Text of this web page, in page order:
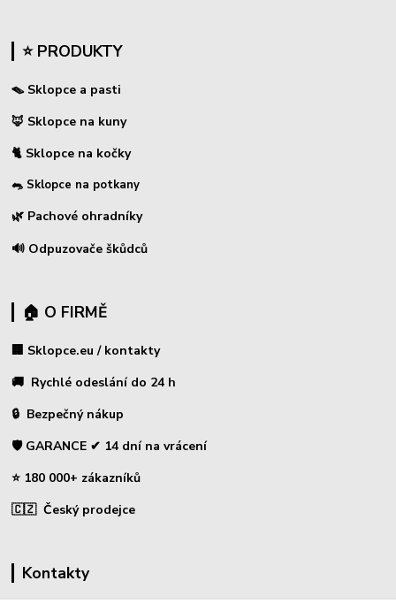
⭐ PRODUKTY
🪤 Sklopce a pasti
🦊 Sklopce na kuny
🐈 Sklopce na kočky
🐀 Sklopce na potkany
🌿 Pachové ohradníky
🔊 Odpuzovače škůdců
🏠 O FIRMĚ
🏢 Sklopce.eu / kontakty
🚚 Rychlé odeslání do 24 h
🔒 Bezpečný nákup
🛡️ GARANCE ✔ 14 dní na vrácení
⭐ 180 000+ zákazníků
🇨🇿 Český prodejce
Kontakty